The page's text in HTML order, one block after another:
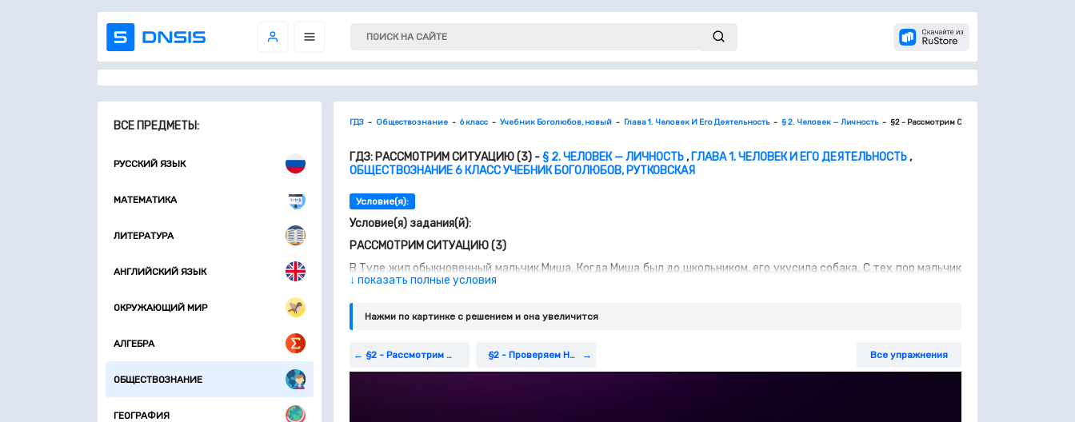
ВСЕ ПРЕДМЕТЫ:
РУССКИЙ ЯЗЫК
МАТЕМАТИКА
ЛИТЕРАТУРА
АНГЛИЙСКИЙ ЯЗЫК
ОКРУЖАЮЩИЙ МИР
АЛГЕБРА
ОБЩЕСТВОЗНАНИЕ
ГЕОГРАФИЯ
ГДЗ Обществознание 6 класс Учебник Боголюбов, новый Глава 1. Человек И Его Деятельность § 2. Человек — Личность §2 - Рассмотрим Ситуацию (3)
ГДЗ: РАССМОТРИМ СИТУАЦИЮ (3) -§ 2. ЧЕЛОВЕК — ЛИЧНОСТЬ, ГЛАВА 1. ЧЕЛОВЕК И ЕГО ДЕЯТЕЛЬНОСТЬ,
ОБЩЕСТВОЗНАНИЕ 6 КЛАСС УЧЕБНИК БОГОЛЮБОВ, РУТКОВСКАЯ
Условие(я):
Условие(я) задания(й):
РАССМОТРИМ СИТУАЦИЮ (3)
В Туле жил обыкновенный мальчик Миша. Когда Миша был до­ школьником, его укусила собака. С тех пор мальчик
стал бояться собак: избегал мест, где мог их встретить, не подходил даже к знакомым псам. Одноклассники
ему щенка, кормил его, гулял с ним, занимался на собачьей площадке и постепенно преодолел свой страх.
Можно ли ещё не взрослого человека назвать сильной личностью?
Какие качества проявил Миша, чтобы преодолеть свой страх?
↓ показать полные условия
Нажми по картинке c решением и она увеличится
§2 - Рассмотрим Ситуацию (2) §2 - Проверяем Наши Знания И Умения Все упражнения